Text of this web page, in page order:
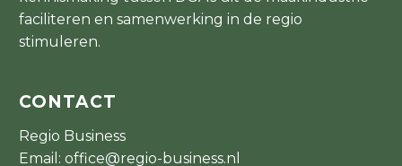
faciliteren en samenwerking in de regio
stimuleren.
CONTACT
Regio Business
Email: office@regio-business.nl